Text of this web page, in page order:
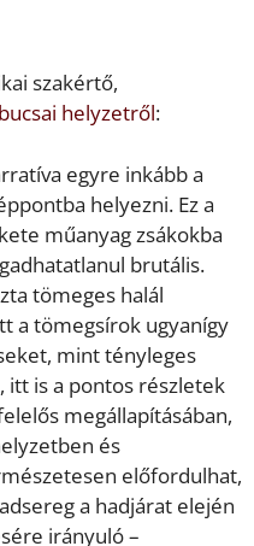
szakértő,
helyzetről:
egyre inkább a
helyezni. Ez a
műanyag zsákokba
brutális.
tömeges halál
a tömegsírok ugyanígy
mint tényleges
itt is a pontos részletek
megállapításában,
és
előfordulhat,
a hadjárat elején
irányuló –